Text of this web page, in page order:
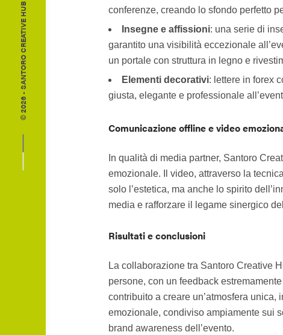
© 2026 - SANTORO CREATIVE HUB
conferenze, creando lo sfondo perfetto
Insegne e affissioni: una serie di
garantito una visibilità eccezionale
un portale con struttura in legno e
Elementi decorativi: lettere in forex
giusta, elegante e professionale
Comunicazione offline e video
In qualità di media partner, Santoro
emozionale. Il video, attraverso la
solo l’estetica, ma anche lo spirito
media e rafforzare il legame sinergico
Risultati e conclusioni
La collaborazione tra Santoro Creative
persone, con un feedback
contribuito a creare un’atmosfera
emozionale, condiviso ampiamente sui
brand awareness dell’evento.